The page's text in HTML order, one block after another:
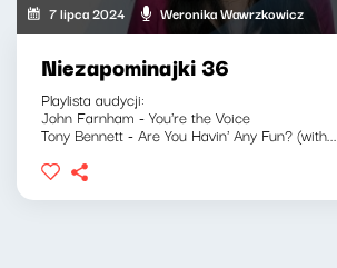
7 lipca 2024 Weronika Wawrzkowicz
Niezapominajki 36
Playlista audycji:
John Farnham - You're the Voice
Tony Bennett - Are You Havin' Any Fun? (with...